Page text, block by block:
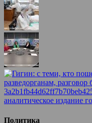
Политика